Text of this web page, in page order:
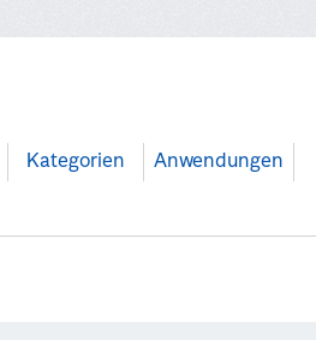
Kategorien Anwendungen